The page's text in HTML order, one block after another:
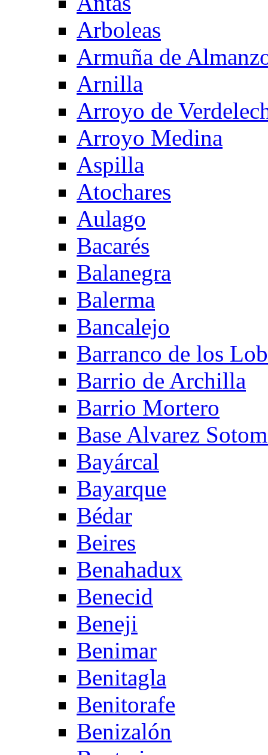
Arboleas
Armuña de
Arnilla
Arroyo de
Arroyo Medina
Aspilla
Atochares
Aulago
Bacarés
Balanegra
Balerma
Bancalejo
Barranco de los
Barrio de Archilla
Barrio Mortero
Base Alvarez
Bayárcal
Bayarque
Bédar
Beires
Benahadux
Benecid
Beneji
Benimar
Benitagla
Benitorafe
Benizalón